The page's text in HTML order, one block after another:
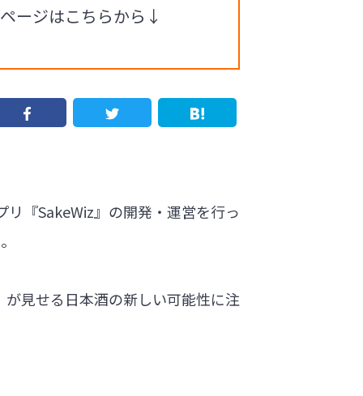
ージはこちらから↓
『SakeWiz』の開発・運営を行っ
見せる日本酒の新しい可能性に注